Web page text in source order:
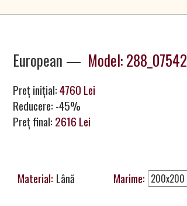
European — Model: 288_07542
Preț inițial:4760 Lei
Reducere: -45%
Preț final: 2616 Lei
Material: Lână Marime: